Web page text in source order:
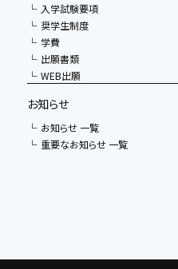
入学試験要項
奨学生制度
学費
出願書類
WEB出願
お知らせ
お知らせ 一覧
重要なお知らせ 一覧